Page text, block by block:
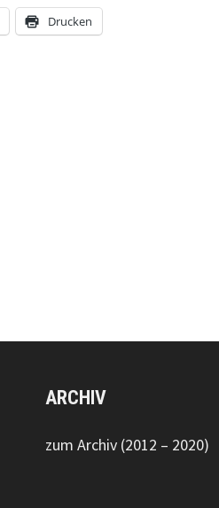
Drucken
ARCHIV
zum Archiv (2012 – 2020)